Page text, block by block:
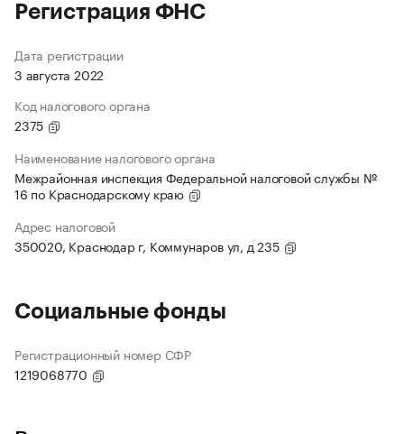
Регистрация ФНС
Дата регистрации
3 августа 2022
Код налогового органа
2375
Наименование налогового органа
Межрайонная инспекция Федеральной налоговой службы №
16 по Краснодарскому краю
Адрес налоговой
350020, Краснодар г, Коммунаров ул, д 235
Социальные фонды
Регистрационный номер СФР
1219068770